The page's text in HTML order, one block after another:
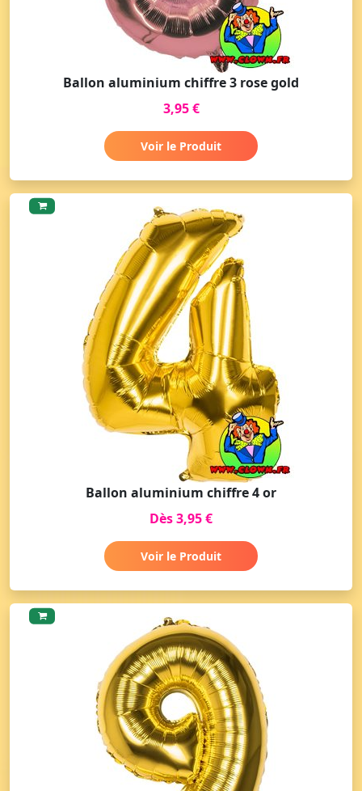
Ballon aluminium chiffre 3 rose gold
3,95 €
Voir le Produit
Ballon aluminium chiffre 4 or
Dès 3,95 €
Voir le Produit